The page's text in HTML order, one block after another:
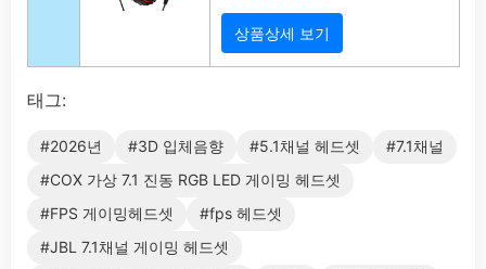
상품상세 보기
태그:
#2026년 #3D 입체음향 #5.1채널 헤드셋
#7.1채널
#COX 가상 7.1 진동 RGB LED 게이밍 헤드셋
#FPS 게이밍헤드셋
#fps 헤드셋
#JBL 7.1채널 게이밍 헤드셋